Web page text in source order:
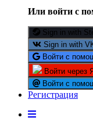
Или войти с
Sign in with
Sign in with
Войти с
Войти через
Войти с
Регистрация